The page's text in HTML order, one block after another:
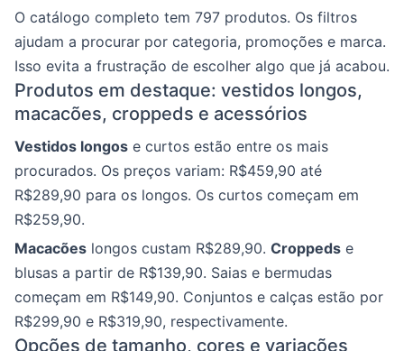
O catálogo completo tem 797 produtos. Os filtros
ajudam a procurar por categoria, promoções e marca.
Isso evita a frustração de escolher algo que já acabou.
Produtos em destaque: vestidos longos,
macacões, croppeds e acessórios
Vestidos longos e curtos estão entre os mais
procurados. Os preços variam: R$459,90 até
R$289,90 para os longos. Os curtos começam em
R$259,90.
Macacões longos custam R$289,90. Croppeds e
blusas a partir de R$139,90. Saias e bermudas
começam em R$149,90. Conjuntos e calças estão por
R$299,90 e R$319,90, respectivamente.
Opções de tamanho, cores e variações